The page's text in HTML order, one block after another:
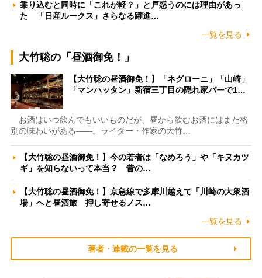
乗り込むと同時に「これが軽？」と戸惑うのには理由があっ
た 「日産ルークス」さらなる躍進…
一覧を見る
大竹聡の「昼酒御免！」
【大竹聡の昼酒御免！】「ネグローニ」「山崎」
「マンハッタン」新宿三丁目の隠れ家バーで1…
お酒はいつ飲んでもいいものだが、昼から飲むお酒にはまた格
別の味わいがある――。ライター・作家の大竹…
【大竹聡の昼酒御免！】今の若者は「なめろう」や「キヌカツ
ギ」を知らないって本当？ 昔の…
【大竹聡の昼酒御免！】京急線で多摩川越えて「川崎の大衆酒
場」へと昼酒旅 押し寄せるノス…
一覧を見る
著者・連載の一覧を見る